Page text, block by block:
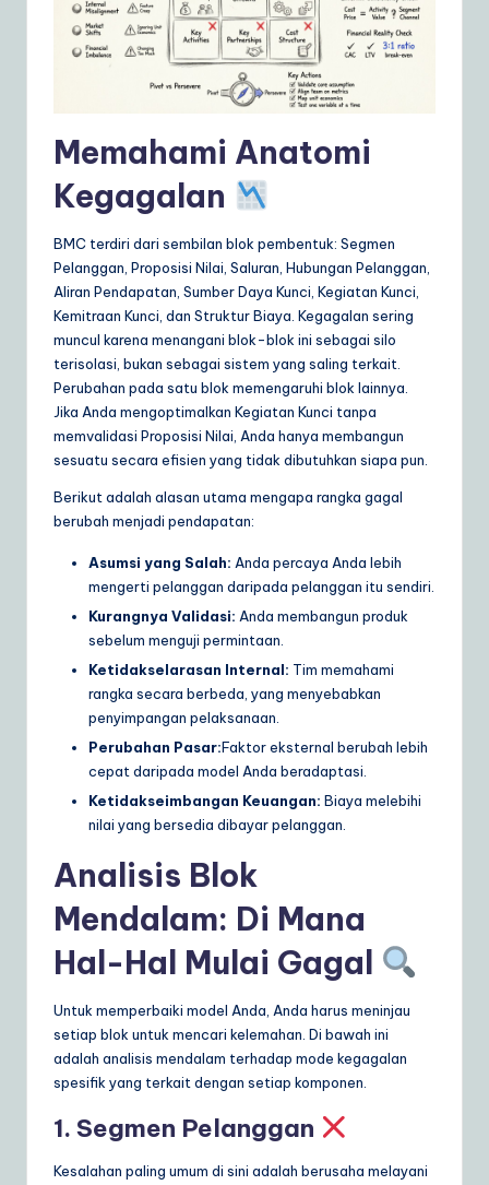
S
o
lu
ti
o
Memahami Anatomi
Kegagalan
BMC terdiri dari sembilan blok pembentuk: Segmen
Pelanggan, Proposisi Nilai, Saluran, Hubungan Pelanggan,
Aliran Pendapatan, Sumber Daya Kunci, Kegiatan Kunci,
Kemitraan Kunci, dan Struktur Biaya. Kegagalan sering
muncul karena menangani blok-blok ini sebagai silo
terisolasi, bukan sebagai sistem yang saling terkait.
Perubahan pada satu blok memengaruhi blok lainnya.
Jika Anda mengoptimalkan Kegiatan Kunci tanpa
memvalidasi Proposisi Nilai, Anda hanya membangun
sesuatu secara efisien yang tidak dibutuhkan siapa pun.
Berikut adalah alasan utama mengapa rangka gagal
berubah menjadi pendapatan:
Asumsi yang Salah: Anda percaya Anda lebih
mengerti pelanggan daripada pelanggan itu sendiri.
Kurangnya Validasi: Anda membangun produk
sebelum menguji permintaan.
Ketidakselarasan Internal: Tim memahami
rangka secara berbeda, yang menyebabkan
penyimpangan pelaksanaan.
Perubahan Pasar:Faktor eksternal berubah lebih
cepat daripada model Anda beradaptasi.
Ketidakseimbangan Keuangan: Biaya melebihi
nilai yang bersedia dibayar pelanggan.
Analisis Blok
Mendalam: Di Mana
Hal-Hal Mulai Gagal
Untuk memperbaiki model Anda, Anda harus meninjau
setiap blok untuk mencari kelemahan. Di bawah ini
adalah analisis mendalam terhadap mode kegagalan
spesifik yang terkait dengan setiap komponen.
1. Segmen Pelanggan
Kesalahan paling umum di sini adalah berusaha melayani